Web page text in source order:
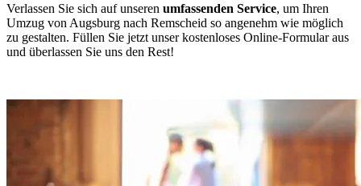
Verlassen Sie sich auf unseren umfassenden Service, um Ihren
Umzug von Augsburg nach Remscheid so angenehm wie möglich
zu gestalten. Füllen Sie jetzt unser kostenloses Online-Formular aus
und überlassen Sie uns den Rest!